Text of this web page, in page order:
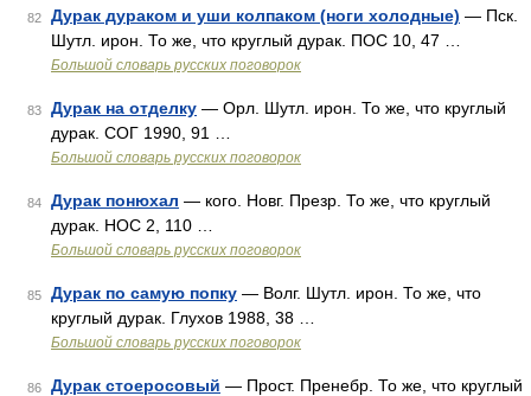
82 Дурак дураком и уши колпаком (ноги холодные) — Пск.
Шутл. ирон. То же, что круглый дурак. ПОС 10, 47 …
Большой словарь русских поговорок
83 Дурак на отделку — Орл. Шутл. ирон. То же, что круглый
дурак. СОГ 1990, 91 …
Большой словарь русских поговорок
84 Дурак понюхал — кого. Новг. Презр. То же, что круглый
дурак. НОС 2, 110 …
Большой словарь русских поговорок
85 Дурак по самую попку — Волг. Шутл. ирон. То же, что
круглый дурак. Глухов 1988, 38 …
Большой словарь русских поговорок
86 Дурак стоеросовый — Прост. Пренебр. То же, что круглый